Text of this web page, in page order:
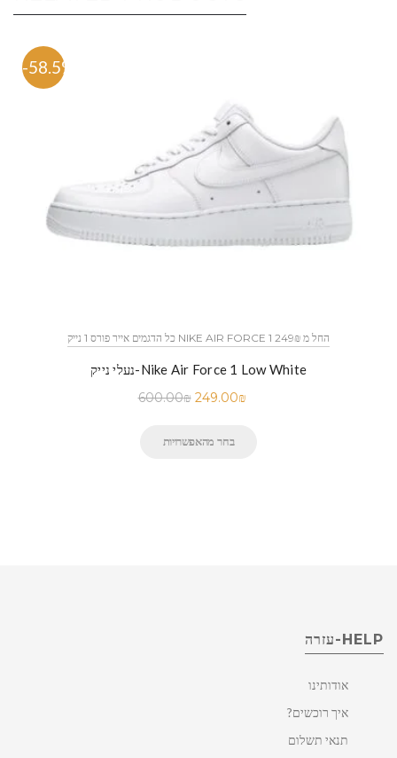
-58.5%
כל הדגמים אייר פורס 1 נייק NIKE AIR FORCE 1 החל מ 249₪
נעלי נייק-Nike Air Force 1 Low White
600.00₪ 249.00₪
בחר מהאפשרויות
HELP-עזרה
אודותינו
איך רוכשים?
תנאי תשלום